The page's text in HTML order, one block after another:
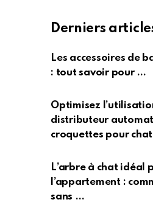
Derniers
Les accessoires de
: tout savoir pour …
Optimisez
distributeur
croquettes pour chat
L’arbre à chat idéal
l’appartement :
sans …